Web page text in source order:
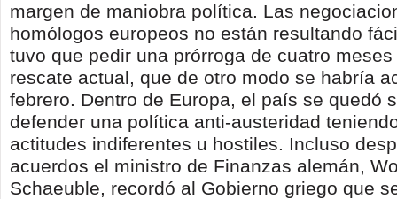
margen de maniobra política. Las
homólogos europeos no están resultando
tuvo que pedir una prórroga de cuatro
rescate actual, que de otro modo se habría
febrero. Dentro de Europa, el país se quedó
defender una política anti-austeridad
actitudes indiferentes u hostiles. Incluso
acuerdos el ministro de Finanzas alemán,
Schaeuble, recordó al Gobierno griego que